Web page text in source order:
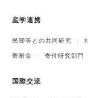
産学連携
民間等との共同研究
寄附金 寄付研究部門
国際交流